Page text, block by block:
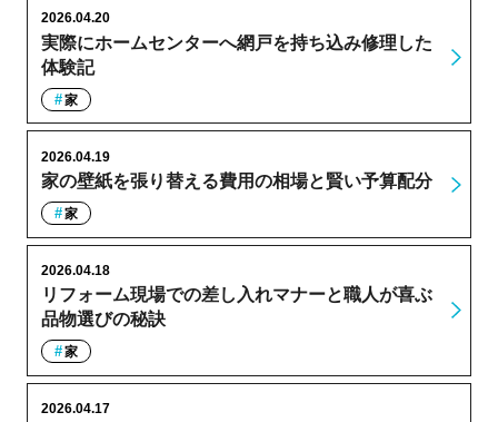
実際にホームセンターへ網戸を持ち込み修理した
体験記
2026.04.20
家
家の壁紙を張り替える費用の相場と賢い予算配分
2026.04.19
家
リフォーム現場での差し入れマナーと職人が喜ぶ
品物選びの秘訣
2026.04.18
家
2026.04.17